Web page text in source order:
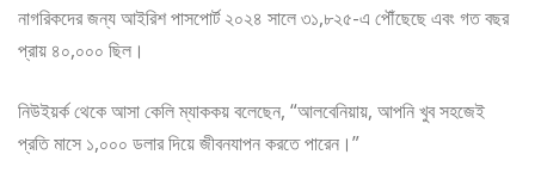
নাগরিকদের জন্য আইরিশ পাসপোর্ট ২০২৪ সালে ৩১,৮২৫-এ পৌঁছেছে এবং গত বছর
প্রায় ৪০,০০০ ছিল।
নিউইয়র্ক থেকে আসা কেলি ম্যাককয় বলেছেন, “আলবেনিয়ায়, আপনি খুব সহজেই
প্রতি মাসে ১,০০০ ডলার দিয়ে জীবনযাপন করতে পারেন।”